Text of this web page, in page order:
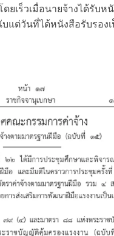
เร็วเมื่อนายจ้างได้รับห
แต่วันที่ได้หนังสือรับรอง